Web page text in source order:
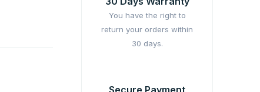
You have the right to
return your orders within
30 days.
Secure Payment